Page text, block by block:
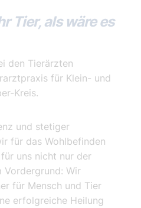
Tier, als wäre es
den Tierärzten
für Klein- und
Kreis.
und stetiger
für das Wohlbefinden
uns nicht nur der
Vordergrund: Wir
für Mensch und Tier
erfolgreiche Heilung